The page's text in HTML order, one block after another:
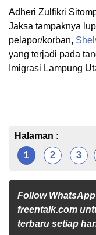
Adheri Zulfikri
Jaksa tampaknya
pelapor/korban,
yang terjadi pada
Imigrasi Lampung
Halaman :
1
2 3
Follow
freentalk.com
terbaru setiap